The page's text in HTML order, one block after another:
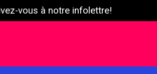
vous à notre infolettre!